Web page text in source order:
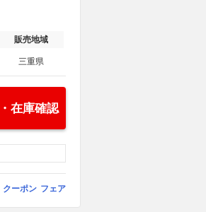
販売地域
三重県
在庫確認
クーポン フェア